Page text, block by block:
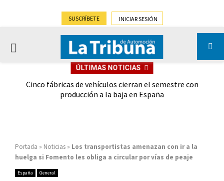
SUSCRÍBETE INICIAR SESIÓN
PRIMARY
ÚLTIMAS NOTICIAS
Cinco fábricas de vehículos cierran el semestre con
producción a la baja en España
Portada » Noticias » Los transportistas amenazan con ir a la
huelga si Fomento les obliga a circular por vías de peaje
España General